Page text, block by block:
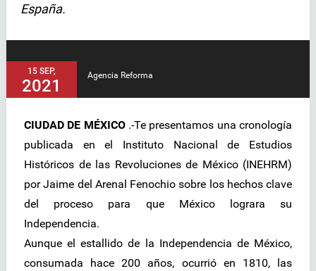
España.
15 SEP,
2021
Agencia Reforma
CIUDAD DE MÉXICO.-Te presentamos una cronología
publicada en el Instituto Nacional de Estudios
Históricos de las Revoluciones de México (INEHRM)
por Jaime del Arenal Fenochio sobre los hechos clave
del proceso para que México lograra su
Independencia.
Aunque el estallido de la Independencia de México,
consumada hace 200 años, ocurrió en 1810, las